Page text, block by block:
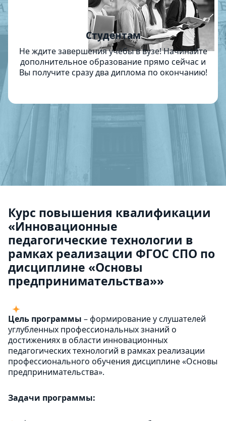
Студентам
Не ждите завершения учёбы в вузе! Начинайте
дополнительное образование прямо сейчас и
Вы получите сразу два диплома по окончанию!
Курс повышения квалификации
«Инновационные
педагогические технологии в
рамках реализации ФГОС СПО по
дисциплине «Основы
предпринимательства»»
Цель программы – формирование у слушателей
углубленных профессиональных знаний о
достижениях в области инновационных
педагогических технологий в рамках реализации
профессионального обучения дисциплине «Основы
предпринимательства».
Задачи программы: